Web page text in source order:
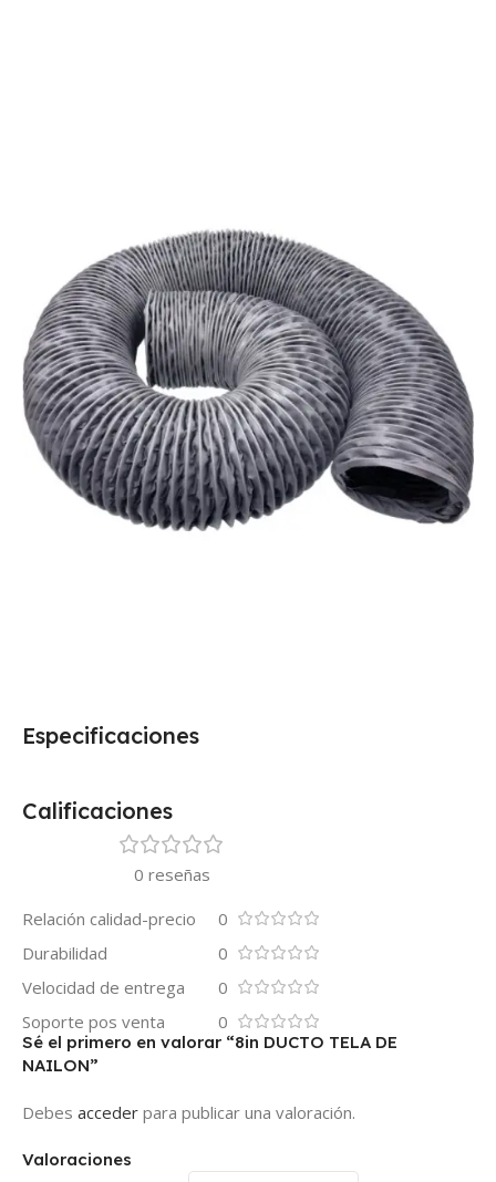
Especificaciones
Calificaciones
0 reseñas
Relación calidad-precio
0
Durabilidad
0
Velocidad de entrega
0
Soporte pos venta
0
Valoraciones
Sé el primero en valorar “8in DUCTO TELA DE
NAILON”
Debes acceder para publicar una valoración.